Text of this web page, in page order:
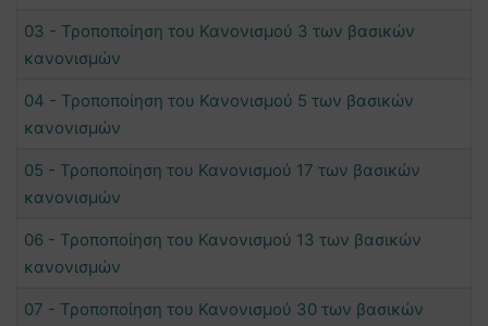
03 - Τροποποίηση του Κανονισμού 3 των βασικών
κανονισμών
04 - Τροποποίηση του Κανονισμού 5 των βασικών
κανονισμών
05 - Τροποποίηση του Κανονισμού 17 των βασικών
κανονισμών
06 - Τροποποίηση του Κανονισμού 13 των βασικών
κανονισμών
07 - Τροποποίηση του Κανονισμού 30 των βασικών